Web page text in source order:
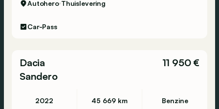
Autohero Thuislevering
Car-Pass
Dacia
Sandero
11 950 €
2022 45 669 km Benzine